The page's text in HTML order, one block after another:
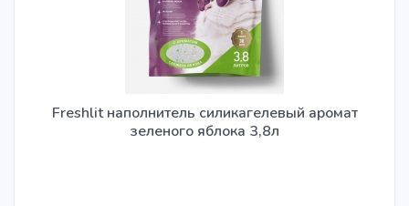
Freshlit наполнитель силикагелевый аромат
зеленого яблока 3,8л